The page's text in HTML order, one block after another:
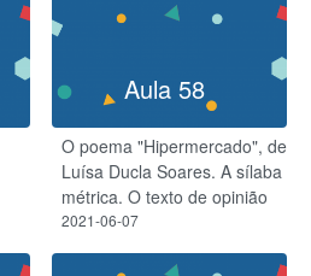
Aula 58
O poema "Hipermercado", de
Luísa Ducla Soares. A sílaba
métrica. O texto de opinião
2021-06-07